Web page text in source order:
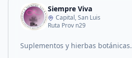
Siempre Viva
Capital, San Luis
Ruta Prov n29
Suplementos y hierbas botánicas.